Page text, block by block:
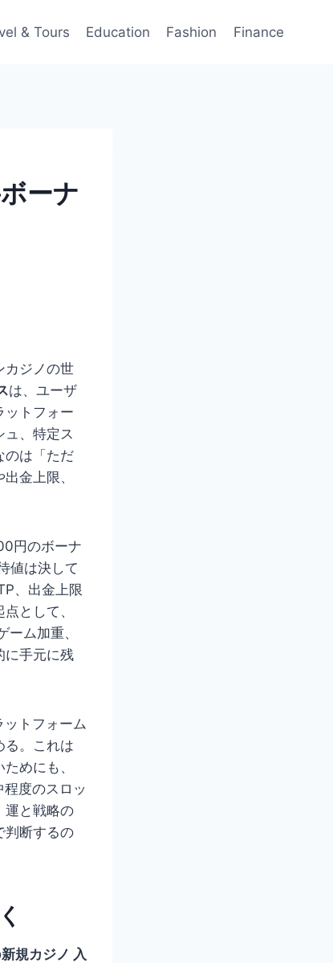
& Tours Education Fashion Finance
ーナ
カジノの世
は、ユーザ
ットフォー
、特定ス
のは「ただ
金上限、
円のボーナ
値は決して
、出金上限
として、
ム加重、
に手元に残
トフォーム
る。これは
めにも、
度のスロッ
運と戦略の
判断するの
新規カジノ 入